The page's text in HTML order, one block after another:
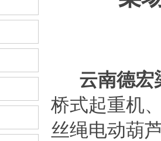
云南德宏
桥式起重机
丝绳电动葫